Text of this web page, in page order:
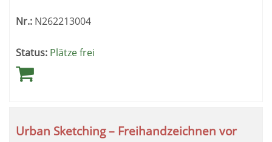
Nr.: N262213004
Status: Plätze frei
Urban Sketching – Freihandzeichnen vor